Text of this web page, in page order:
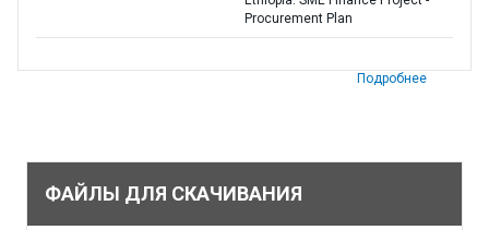
Procurement Plan
Подробнее
ФАЙЛЫ ДЛЯ СКАЧИВАНИЯ